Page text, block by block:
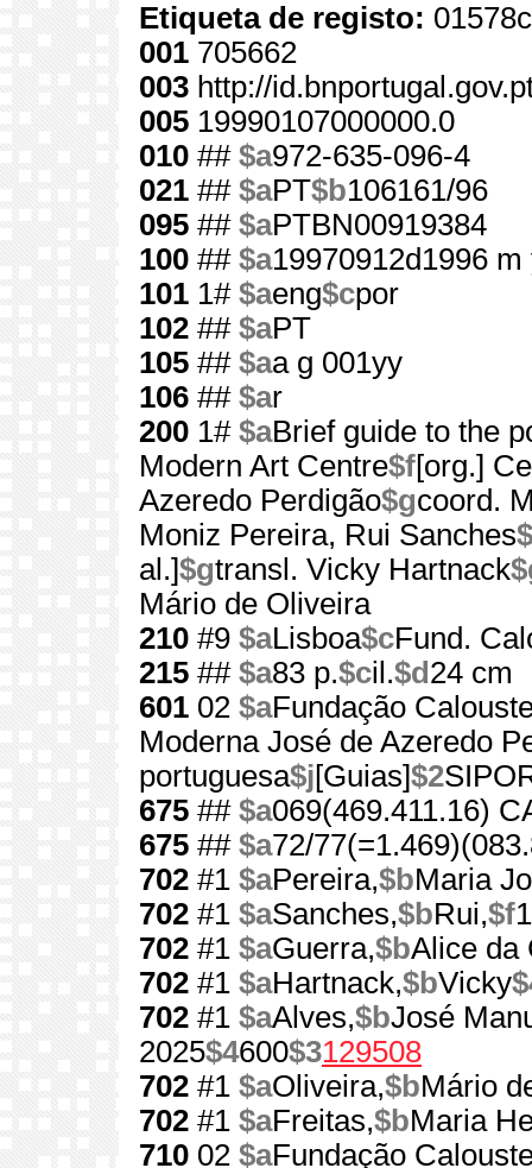
Etiqueta de registo:
001 705662
003 http://
005 19990107000000.0
010 ## $a972-635-096-4
021 ## $aPT$b106161/96
095 ## $aPTBN00919384
100 ## $a19970912d1996
101 1# $aeng$cpor
102 ## $aPT
105 ## $aa g 001yy
106 ## $ar
200 1# $aBrief guide to the
Modern Art Centre$f[org.]
Azeredo Perdigão$gcoord.
Moniz Pereira, Rui Sanches
al.]$gtransl. Vicky Hartnack
Mário de Oliveira
210 #9 $aLisboa$cFund.
215 ## $a83 p.$cil.$d 24 cm
601 02 $aFundação
Moderna José de Azeredo
portuguesa$j[Guias]$2
675 ## $a069(469.411.16)
675 ## $a72/
702 #1 $aPereira,$bMaria
702 #1 $aSanches,$bRui,$f
702 #1 $aGuerra,$bAlice da
702 #1 $aHartnack,$bVicky
702 #1 $aAlves,$bJosé
2025$4600$3129508
702 #1 $aOliveira,$bMário
702 #1 $aFreitas,$bMaria
710 02 $aFundação